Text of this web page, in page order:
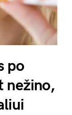
po
nežino,